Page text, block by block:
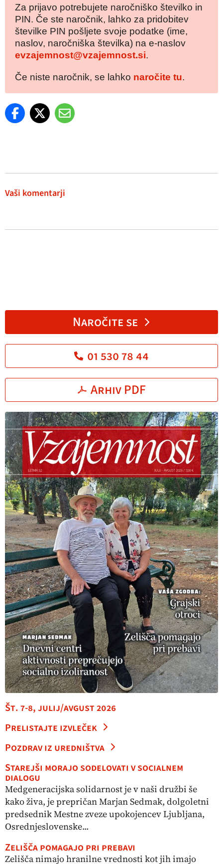
Za prijavo potrebujete naročniško številko in
PIN. Če ste naročnik, lahko za pridobitev
številke PIN pošljete svoje podatke (ime,
naslov, naročniška številka) na e-naslov
evzajemnost@vzajemnost.si.
Če niste naročnik, se lahko naročite tu.
Vaši komentarji
Naročite se
01 530 78 44
Arhiv PDF
Št. 7-8, julij/avgust 2026
Prelistajte izvleček
Pozdrav iz uredništva
Starejši morajo sodelovati v socialnem
dialogu
Medgeneracijska solidarnost je v naši družbi še
kako živa, je prepričan Marjan Sedmak, dolgoletni
predsednik Mestne zveze upokojencev Ljubljana,
Osrednjeslovenske...
Zelišča pomagajo pri prebavi
Zelišča nimajo hranilne vrednosti kot jih imajo